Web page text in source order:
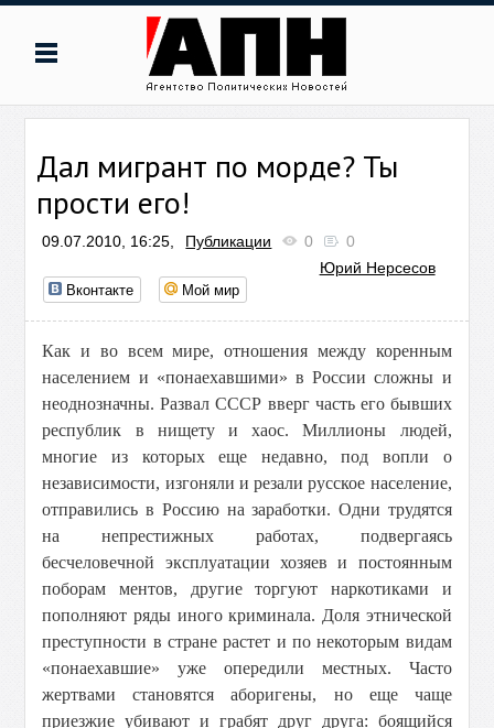
Дал мигрант по морде? Ты
прости его!
09.07.2010, 16:25, Публикации 0
0
Юрий Нерсесов
Вконтакте Мой мир
Как и во всем мире, отношения между коренным
населением и «понаехавшими» в России сложны и
неоднозначны. Развал СССР вверг часть его бывших
республик в нищету и хаос. Миллионы людей,
многие из которых еще недавно, под вопли о
независимости, изгоняли и резали русское население,
отправились в Россию на заработки. Одни трудятся
на непрестижных работах, подвергаясь
бесчеловечной эксплуатации хозяев и постоянным
поборам ментов, другие торгуют наркотиками и
пополняют ряды иного криминала. Доля этнической
преступности в стране растет и по некоторым видам
«понаехавшие» уже опередили местных. Часто
жертвами становятся аборигены, но еще чаще
приезжие убивают и грабят друг друга: боящийся